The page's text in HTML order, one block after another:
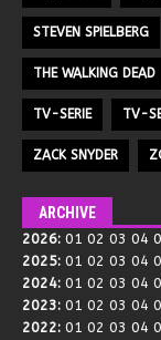
STEVEN SPIELBERG
THE WALKING DEAD
TV-SERIE TV-
ZACK SNYDER
ARCHIVE
2026: 01 02 03 04
2025: 01 02 03 04
2024: 01 02 03 04
2023: 01 02 03 04
2022: 01 02 03 04